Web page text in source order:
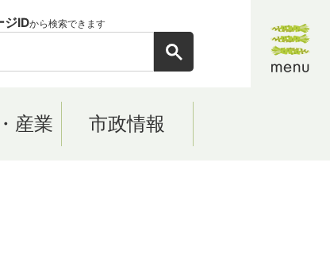
ジIDから検索できます
産業 市政情報